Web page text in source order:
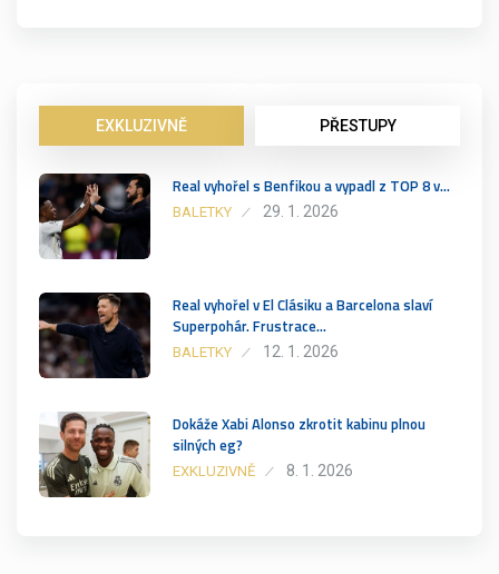
EXKLUZIVNĚ PŘESTUPY
Real vyhořel s Benfikou a vypadl z TOP 8 v…
BALETKY 29. 1. 2026
Real vyhořel v El Clásiku a Barcelona slaví
Superpohár. Frustrace…
BALETKY 12. 1. 2026
Dokáže Xabi Alonso zkrotit kabinu plnou
silných eg?
EXKLUZIVNĚ 8. 1. 2026